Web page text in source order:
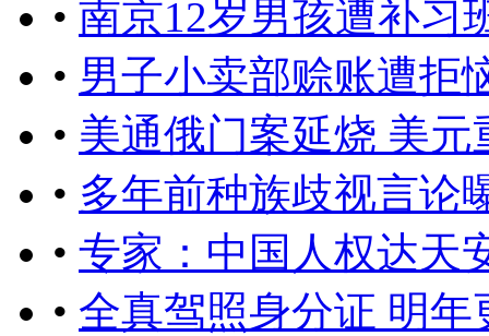
• 南京12岁男孩遭补习
• 男子小卖部赊账遭拒
• 美通俄门案延烧 美元
• 多年前种族歧视言论
• 专家：中国人权达天
• 全真驾照身分证 明年